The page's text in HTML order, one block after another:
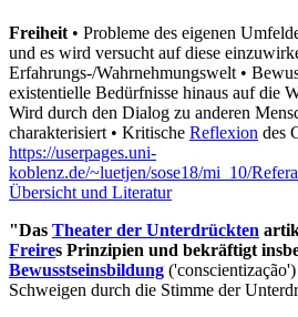
Freiheit • Probleme des eigenen
und es wird versucht auf diese
Erfahrungs-/Wahrnehmungswelt •
existentielle Bedürfnisse hinaus auf die
Wird durch den Dialog zu anderen
charakterisiert • Kritische Reflexion des
https://userpages.uni-
koblenz.de/~luetjen/sose18/mi_10/
Übersicht und Literatur
"Das Theater der Unterdrückten
Freires Prinzipien und bekräftigt
Bewusstseinsbildung
Schweigen durch die Stimme der